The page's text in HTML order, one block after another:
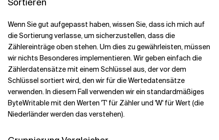
Sortieren
Wenn Sie gut aufgepasst haben, wissen Sie, dass ich mich auf
die Sortierung verlasse, um sicherzustellen, dass die
Zählereinträge oben stehen. Um dies zu gewährleisten, müssen
wir nichts Besonderes implementieren. Wir geben einfach die
Zählerdatensätze mit einem Schlüssel aus, der vor dem
Schlüssel sortiert wird, den wir für die Wertedatensätze
verwenden. In diesem Fall verwenden wir ein standardmäßiges
ByteWritable mit den Werten 'T' für Zähler und 'W' für Wert (die
Niederländer werden das verstehen).